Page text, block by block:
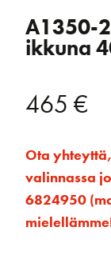
A1350-
ikkuna
465 €
Ota
valinnassa
6824950